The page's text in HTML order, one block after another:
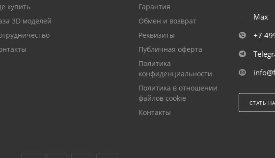
купить
3D моделей
Гарантия
Обмен и возврат
Реквизиты
Публичная оферта
Политика
конфиденциальности
Политика в отношении
файлов cookie
Контакты
Max
+7
СТАТЬ